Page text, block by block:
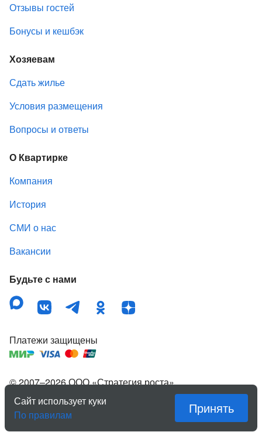
Отзывы гостей
Бонусы и кешбэк
Хозяевам
Сдать жилье
Условия размещения
Вопросы и ответы
О Квартирке
Компания
История
СМИ о нас
Вакансии
Будьте с нами
© 2007–2026ООО «Стратегия роста»,
зарегистрированный товарный знак «Квартирка».
Правовая информация
Платежи защищены
Сайт использует куки
По правилам
Принять